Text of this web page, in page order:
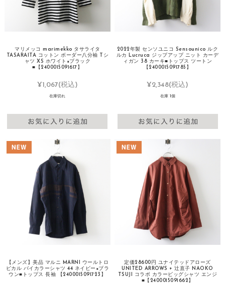
マリメッコ marimekko タサライタ
TASARAITA コットン ボーダー八分袖 Tシ
ャツ XS ホワイト×ブラック
■【2400015091617】
¥1,067(税込)
在庫切れ
2022年製 センソユニコ Sensounico ルク
ルカ Lucruca ジップアップ ニット カーデ
ィガン 38 カーキ■トップス ツートン
【2400015091785】
¥2,348(税込)
在庫 1個
【メンズ】美品 マルニ MARNI ウールトロ
ピカル バイカラーシャツ 44 ネイビー×ブラ
ウン■トップス 長袖 【2400015091723】
定価28600円 ユナイテッドアローズ
UNITED ARROWS + 辻直子 NAOKO
TSUJI コラボ カラービッグシャツ エンジ
■【2400015091662】